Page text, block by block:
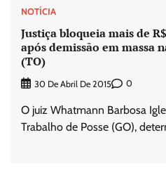
NOTÍCIA
Justiça bloqueia mais de
após demissão em massa
(TO)
30 De Abril De 2015 0
O juiz Whatmann Barbosa
Trabalho de Posse (GO),